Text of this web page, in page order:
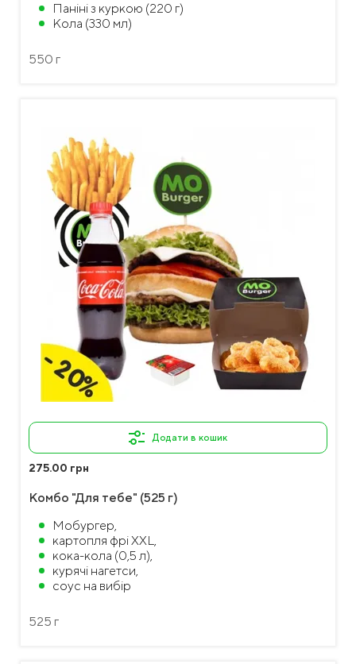
Паніні з куркою (220 г)
Кола (330 мл)
550 г
Додати в кошик
275.00 грн
Комбо "Для тебе" (525 г)
Мобургер,
картопля фрі XXL,
кока-кола (0,5 л),
курячі нагетси,
соус на вибір
525 г